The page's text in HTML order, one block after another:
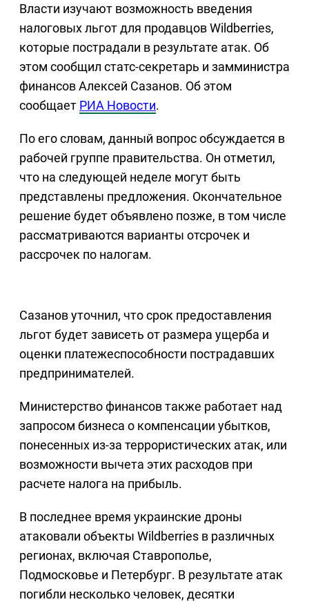
Власти изучают возможность введения
налоговых льгот для продавцов Wildberries,
которые пострадали в результате атак. Об
этом сообщил статс-секретарь и замминистра
финансов Алексей Сазанов. Об этом
сообщает РИА Новости.
По его словам, данный вопрос обсуждается в
рабочей группе правительства. Он отметил,
что на следующей неделе могут быть
представлены предложения. Окончательное
решение будет объявлено позже, в том числе
рассматриваются варианты отсрочек и
рассрочек по налогам.
Сазанов уточнил, что срок предоставления
льгот будет зависеть от размера ущерба и
оценки платежеспособности пострадавших
предпринимателей.
Министерство финансов также работает над
запросом бизнеса о компенсации убытков,
понесенных из-за террористических атак, или
возможности вычета этих расходов при
расчете налога на прибыль.
В последнее время украинские дроны
атаковали объекты Wildberries в различных
регионах, включая Ставрополье,
Подмосковье и Петербург. В результате атак
погибли несколько человек, десятки